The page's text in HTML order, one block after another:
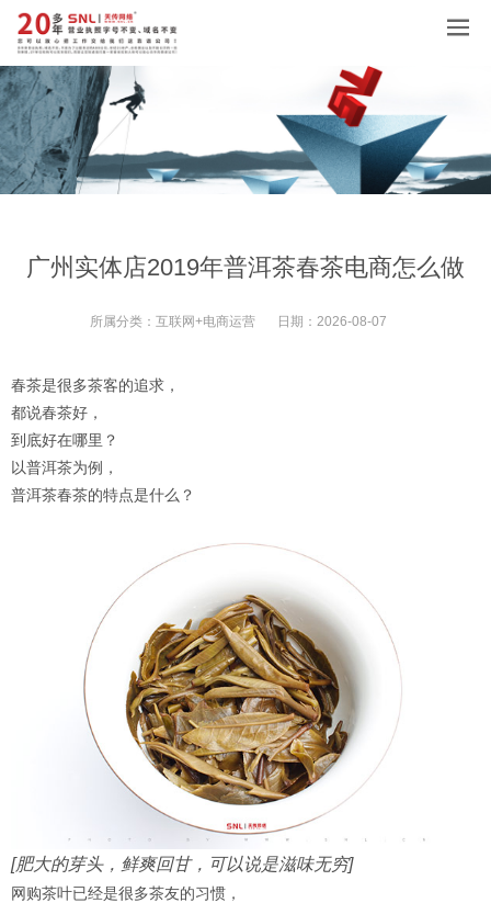
广州实体店2019年普洱茶春茶电商怎么做
所属分类： 互联网+电商运营 日期： 2026-08-07
春茶是很多茶客的追求，
都说春茶好，
到底好在哪里？
以普洱茶为例，
普洱茶春茶的特点是什么？
[肥大的芽头，鲜爽回甘，可以说是滋味无穷]
网购茶叶已经是很多茶友的习惯，